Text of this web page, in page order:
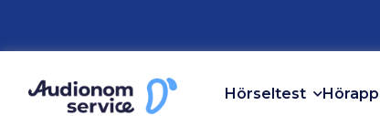
Hörseltest